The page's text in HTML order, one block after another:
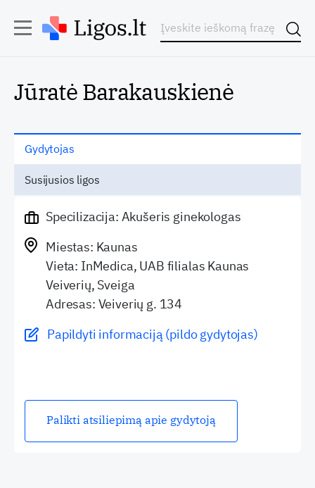
Jūratė Barakauskienė
Gydytojas
Susijusios ligos
Specilizacija: Akušeris ginekologas
Miestas: Kaunas
Vieta: InMedica, UAB filialas Kaunas
Veiverių, Sveiga
Adresas: Veiverių g. 134
Papildyti informaciją (pildo gydytojas)
Palikti atsiliepimą apie gydytoją